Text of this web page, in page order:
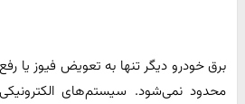
برق خودرو دیگر تنها به تعویض فیوز یا
محدود نمی‌شود. سیستم‌های